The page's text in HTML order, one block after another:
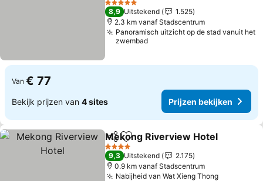
5 Sterren
8,9 Uitstekend
1.525
2.3 km vanaf Stadscentrum
Panoramisch uitzicht op de stad vanuit het
zwembad
Van € 77
Bekijk prijzen van 4 sites Prijzen bekijken
DelenToevoegen aan favorieten
Mekong Riverview Hotel
4 Sterren
9,3 Uitstekend
2.175
0.9 km vanaf Stadscentrum
Nabijheid van Wat Xieng Thong